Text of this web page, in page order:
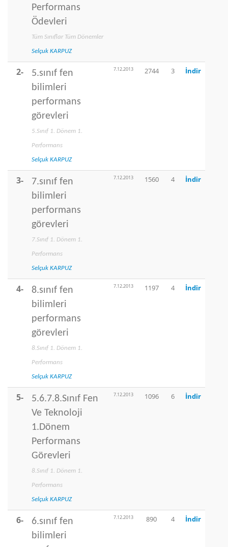
Performans
Ödevleri
Tüm Sınıflar Tüm Dönemler
Selçuk KARPUZ
2-
5.sınıf fen
bilimleri
performans
görevleri
5.Sınıf 1. Dönem 1.
Performans
Selçuk KARPUZ
7.12.2013 2744 3 İndir
3-
7.sınıf fen
bilimleri
performans
görevleri
7.Sınıf 1. Dönem 1.
Performans
Selçuk KARPUZ
7.12.2013 1560 4 İndir
4-
8.sınıf fen
bilimleri
performans
görevleri
8.Sınıf 1. Dönem 1.
Performans
Selçuk KARPUZ
7.12.2013 1197 4 İndir
5-
5.6.7.8.Sınıf Fen
Ve Teknoloji
1.Dönem
Performans
Görevleri
8.Sınıf 1. Dönem 1.
Performans
Selçuk KARPUZ
7.12.2013 1096 6 İndir
6-
6.sınıf fen
bilimleri
7.12.2013 890 4 İndir